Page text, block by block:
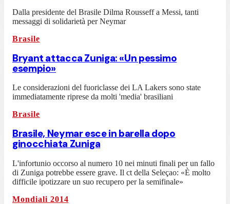
Dalla presidente del Brasile Dilma Rousseff a Messi, tanti
messaggi di solidarietà per Neymar
Brasile
Bryant attacca Zuniga: «Un pessimo
esempio»
Le considerazioni del fuoriclasse dei LA Lakers sono state
immediatamente riprese da molti 'media' brasiliani
Brasile
Brasile, Neymar esce in barella dopo
ginocchiata Zuniga
L'infortunio occorso al numero 10 nei minuti finali per un fallo
di Zuniga potrebbe essere grave. Il ct della Seleçao: «È molto
difficile ipotizzare un suo recupero per la semifinale»
Mondiali 2014